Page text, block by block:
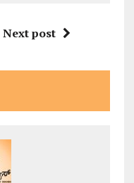
Next post